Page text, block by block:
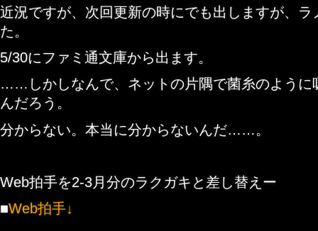
近況ですが、次回更新の時にでも出しますが、ラ
た。
5/30にファミ通文庫から出ます。
……しかしなんで、ネットの片隅で菌糸のよう
んだろう。
分からない。本当に分からないんだ……。
Web拍手を2-3月分のラクガキと差し替えー
■Web拍手↓